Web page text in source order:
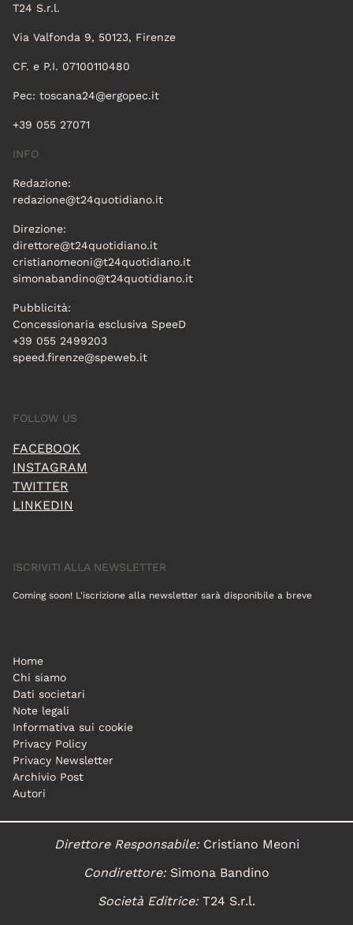
T24 S.r.l.
Via Valfonda 9, 50123, Firenze
CF. e P.I. 07100110480
Pec: toscana24@ergopec.it
+39 055 27071
INFO
Redazione:
redazione@t24quotidiano.it
Direzione:
direttore@t24quotidiano.it
cristianomeoni@t24quotidiano.it
simonabandino@t24quotidiano.it
Pubblicità:
Concessionaria esclusiva SpeeD
+39 055 2499203
speed.firenze@speweb.it
FOLLOW US
FACEBOOK
INSTAGRAM
TWITTER
LINKEDIN
ISCRIVITI ALLA NEWSLETTER
Coming soon! L'iscrizione alla newsletter sarà disponibile a breve
Home
Chi siamo
Dati societari
Note legali
Informativa sui cookie
Privacy Policy
Privacy Newsletter
Archivio Post
Autori
Direttore Responsabile:Cristiano Meoni
Condirettore:Simona Bandino
Società Editrice:T24 S.r.l.